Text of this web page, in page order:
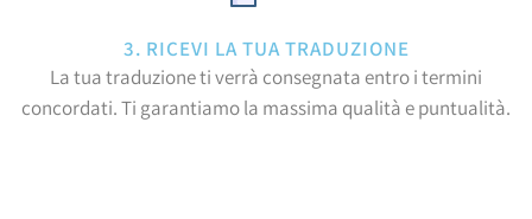
3. RICEVI LA TUA TRADUZIONE
La tua traduzione ti verrà consegnata entro i termini
concordati. Ti garantiamo la massima qualità e puntualità.